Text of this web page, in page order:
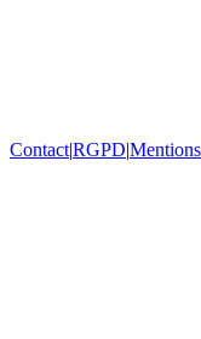
Contact|RGPD|